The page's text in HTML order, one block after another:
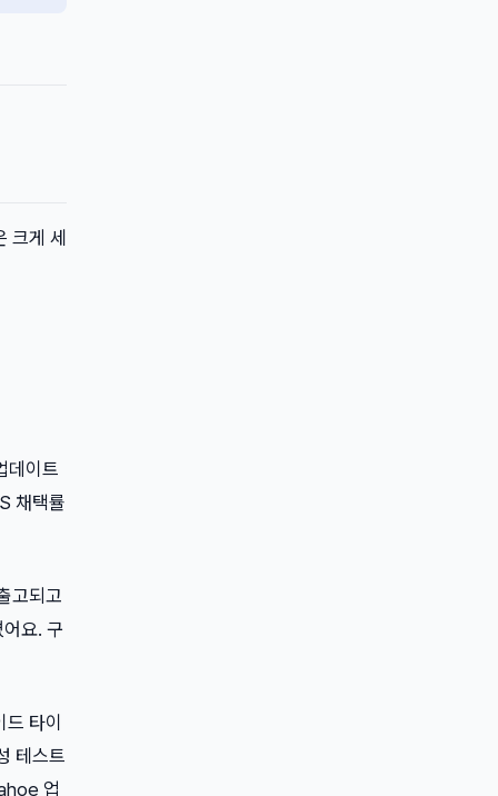
크게 세
데이트
채택률
고되고
요. 구
타이
테스트
업